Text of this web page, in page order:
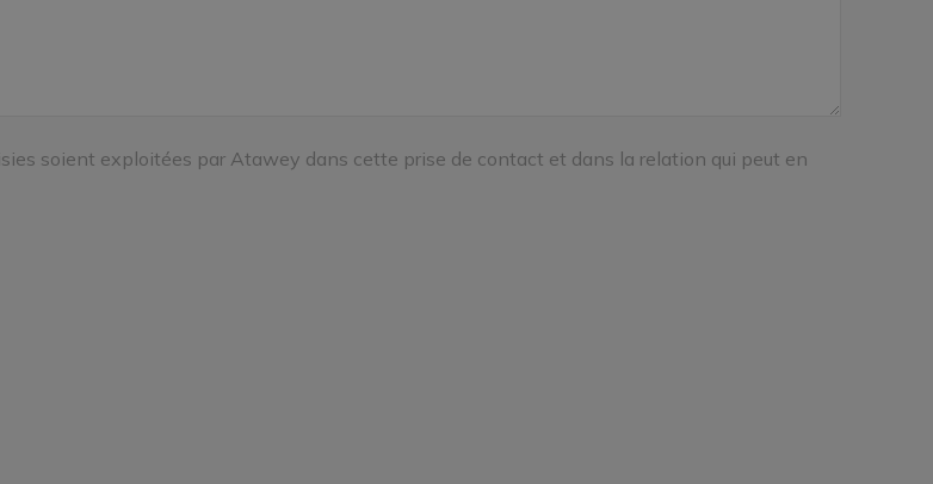
soient exploitées par Atawey dans cette prise de contact et dans la relation qui peut en